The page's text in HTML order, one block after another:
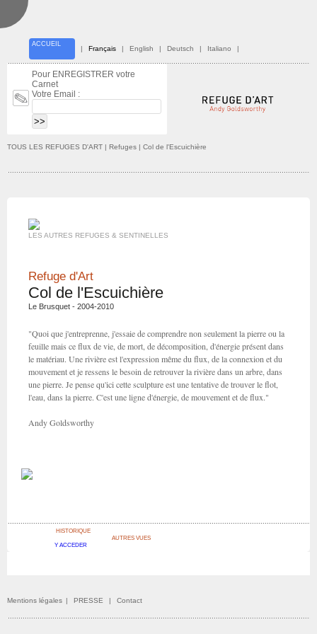
ACCUEIL
| Français | English | Deutsch | Italiano |
Pour ENREGISTRER votre
Carnet
Votre Email :
TOUS LES REFUGES D'ART | Refuges | Col de l'Escuichière
LES AUTRES REFUGES & SENTINELLES
Refuge d'Art
Col de l'Escuichière
Le Brusquet - 2004-2010
"Quoi que j'entreprenne, j'essaie de comprendre non seulement la pierre ou la
feuille mais ce flux de vie, de mort, de décomposition, d'énergie présent dans
le matériau. Une rivière est l'expression même du flux, de la connexion et du
mouvement et je ressens le besoin de retrouver la rivière dans un arbre, dans
une pierre. Je pense qu'ici cette sculpture est une tentative de trouver le flot,
l'eau, dans la pierre. C'est une ligne d'énergie, de mouvement et de flux."
Andy Goldsworthy
HISTORIQUE
Y ACCEDER
AUTRES VUES
Mentions légales | PRESSE | Contact